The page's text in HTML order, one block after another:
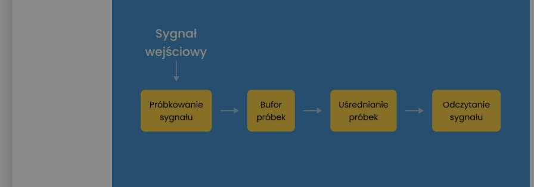
w Polsce sprawiło, że domowe
magazyny energii przestały być
technologiczną ciekawostką, a
się koniecznością ekonomiczną.